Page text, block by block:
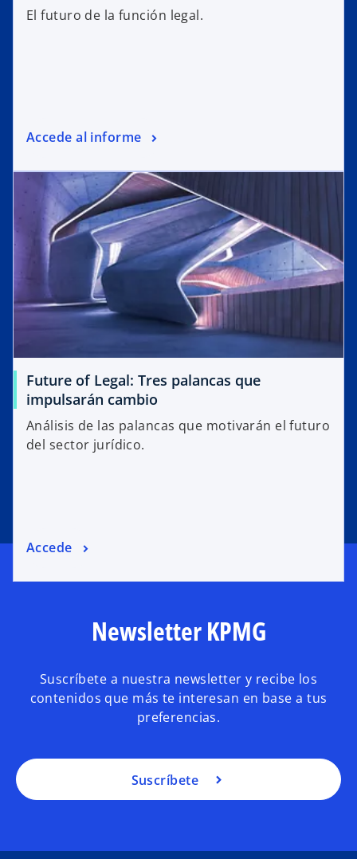
El futuro de la función legal.
Accede al informe
Future of Legal: Tres palancas que
impulsarán cambio
Análisis de las palancas que motivarán el futuro
del sector jurídico.
Accede
Newsletter KPMG
Suscríbete a nuestra newsletter y recibe los
contenidos que más te interesan en base a tus
preferencias.
Suscríbete